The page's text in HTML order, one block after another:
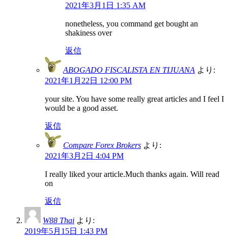
2021年3月1日 1:35 AM
nonetheless, you command get bought an
shakiness over
返信
ABOGADO FISCALISTA EN TIJUANA より:
2021年1月22日 12:00 PM
your site. You have some really great articles and I feel I
would be a good asset.
返信
Compare Forex Brokers より:
2021年3月2日 4:04 PM
I really liked your article.Much thanks again. Will read
on
返信
W88 Thai より:
2019年5月15日 1:43 PM